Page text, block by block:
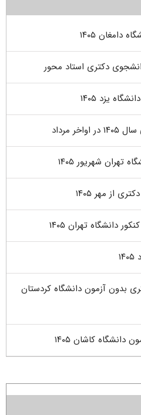
۱۴۰۵
دکتری استاد محور
یزد ۱۴۰۵
مرداد
شهریور ۱۴۰۵
از مهر ۱۴۰۵
دانشگاه تهران ۱۴۰۵
بدون آزمون دانشگاه کردستان
کاشان ۱۴۰۵